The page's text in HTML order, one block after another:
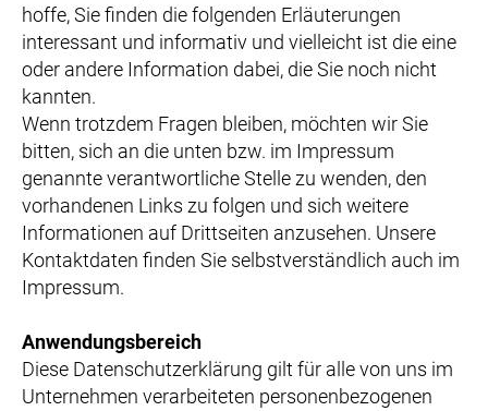
hoffe, Sie finden die folgenden Erläuterungen
interessant und informativ und vielleicht ist die eine
oder andere Information dabei, die Sie noch nicht
kannten.
Wenn trotzdem Fragen bleiben, möchten wir Sie
bitten, sich an die unten bzw. im Impressum
genannte verantwortliche Stelle zu wenden, den
vorhandenen Links zu folgen und sich weitere
Informationen auf Drittseiten anzusehen. Unsere
Kontaktdaten finden Sie selbstverständlich auch im
Impressum.
Anwendungsbereich
Diese Datenschutzerklärung gilt für alle von uns im
Unternehmen verarbeiteten personenbezogenen